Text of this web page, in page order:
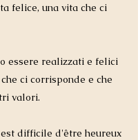
felice, una vita che ci
essere realizzati e felici
ci corrisponde e che
valori.
difficile d'être heureux